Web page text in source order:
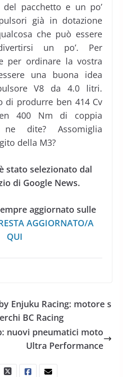
pacchetto e un po’
già in dotazione
che può essere
un po’. Per
per ordinare la vostra
una buona idea
V8 da 4.0 litri.
di produrre ben 414 Cv
400 Nm di coppia
dite? Assomiglia
della M3?
stato selezionato dal
di Google News.
aggiornato sulle
AGGIORNATO/A
QUI
Enjuku Racing: motore s
BC Racing
nuovi pneumatici moto
Ultra Performance